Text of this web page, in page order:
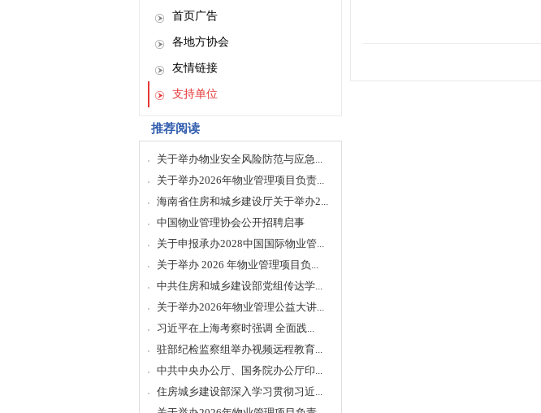
首页广告
各地方协会
友情链接
支持单位
推荐阅读
关于举办物业安全风险防范与应急...
关于举办2026年物业管理项目负责...
海南省住房和城乡建设厅关于举办2...
中国物业管理协会公开招聘启事
关于申报承办2028中国国际物业管...
关于举办 2026 年物业管理项目负...
中共住房和城乡建设部党组传达学...
关于举办2026年物业管理公益大讲...
习近平在上海考察时强调 全面践...
驻部纪检监察组举办视频远程教育...
中共中央办公厅、国务院办公厅印...
住房城乡建设部深入学习贯彻习近...